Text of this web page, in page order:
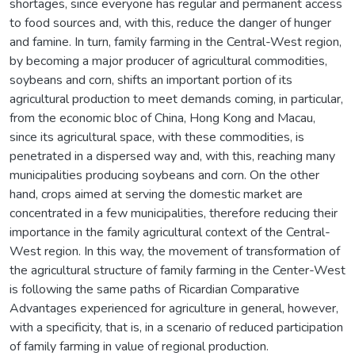
shortages, since everyone has regular and permanent access
to food sources and, with this, reduce the danger of hunger
and famine. In turn, family farming in the Central-West region,
by becoming a major producer of agricultural commodities,
soybeans and corn, shifts an important portion of its
agricultural production to meet demands coming, in particular,
from the economic bloc of China, Hong Kong and Macau,
since its agricultural space, with these commodities, is
penetrated in a dispersed way and, with this, reaching many
municipalities producing soybeans and corn. On the other
hand, crops aimed at serving the domestic market are
concentrated in a few municipalities, therefore reducing their
importance in the family agricultural context of the Central-
West region. In this way, the movement of transformation of
the agricultural structure of family farming in the Center-West
is following the same paths of Ricardian Comparative
Advantages experienced for agriculture in general, however,
with a specificity, that is, in a scenario of reduced participation
of family farming in value of regional production.